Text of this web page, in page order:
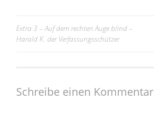
Beitragsnavigation
Extra 3 – Auf dem rechten Auge blind –
Harald K. der Verfassungsschützer
Schreibe einen Kommentar